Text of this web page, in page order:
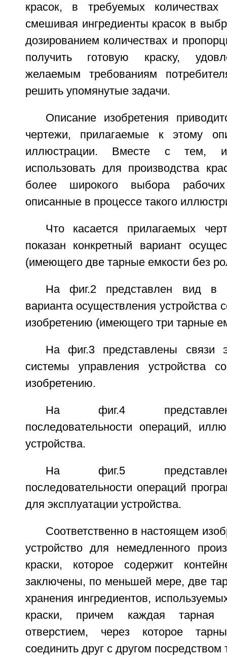
красок, в требуемых
смешивая ингредиенты красок в
дозированием количествах и
получить готовую краску,
желаемым требованиям
решить упомянутые задачи.
Описание изобретения
чертежи, прилагаемые к этому
иллюстрации. Вместе с тем,
использовать для производства
более широкого выбора
описанные в процессе такого
Что касается прилагаемых
показан конкретный вариант
(имеющего две тарные емкости без
На фиг.2 представлен вид в
варианта осуществления устройства
изобретению (имеющего три тарные
На фиг.3 представлены связи
системы управления устройства
изобретению.
На фиг.4
последовательности операций,
устройства.
На фиг.5
последовательности операций
для эксплуатации устройства.
Соответственно в настоящем
устройство для немедленного
краски, которое содержит
заключены, по меньшей мере, две
хранения ингредиентов,
краски, причем каждая тарная
отверстием, через которое
соединить друг с другом